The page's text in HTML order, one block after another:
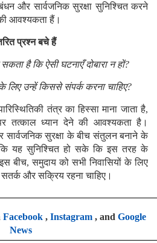
और सार्वजनिक सुरक्षा सुनिश्चित करने
आवश्यकता हैं।
प्रश्न बचे हैं
है कि ऐसी घटनाएँ दोबारा न हों?
लिए उन्हें किससे संपर्क करना चाहिए?
तंत्र का हिस्सा माना जाता है,
तत्काल ध्यान देने की आवश्यकता है।
सार्वजनिक सुरक्षा के बीच संतुलन बनाने के
यह सुनिश्चित हो सके कि इस तरह के
बीच, समुदाय को सभी निवासियों के लिए
और सक्रिय रहना चाहिए।
Facebook, Instagram, and Google
News